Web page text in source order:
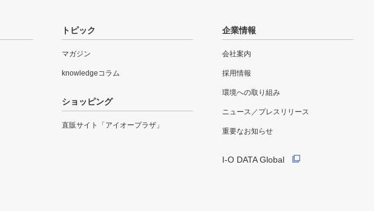
トピック
マガジン
knowledgeコラム
ショッピング
直販サイト「アイオープラザ」
企業情報
会社案内
採用情報
環境への取り組み
ニュース／プレスリリース
重要なお知らせ
I-O DATA Global